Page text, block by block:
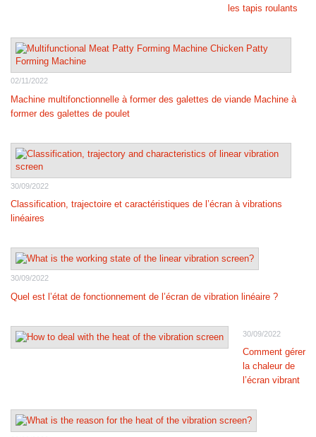
les tapis roulants
02/11/2022
Machine multifonctionnelle à former des galettes de viande Machine à
former des galettes de poulet
30/09/2022
Classification, trajectoire et caractéristiques de l’écran à vibrations
linéaires
30/09/2022
Quel est l’état de fonctionnement de l’écran de vibration linéaire ?
30/09/2022
Comment gérer
la chaleur de
l’écran vibrant